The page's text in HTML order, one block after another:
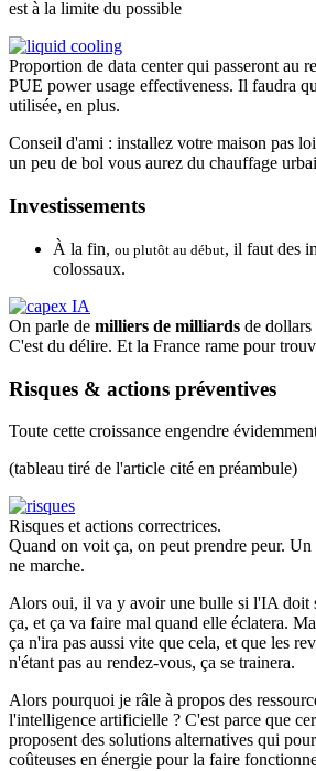
est à la limite du possible
Proportion de data center qui passeront au
PUE power usage effectiveness. Il faudra
utilisée, en plus.
Conseil d'ami : installez votre maison pas
un peu de bol vous aurez du chauffage
Investissements
À la fin, ou plutôt au début, il faut des
colossaux.
On parle de milliers de milliards de dollars
C'est du délire. Et la France rame pour
Risques & actions préventives
Toute cette croissance engendre
(tableau tiré de l'article cité en préambule)
Risques et actions correctrices.
Quand on voit ça, on peut prendre peur.
ne marche.
Alors oui, il va y avoir une bulle si l'IA doit
ça, et ça va faire mal quand elle éclatera.
ça n'ira pas aussi vite que cela, et que les
n'étant pas au rendez-vous, ça se trainera.
Alors pourquoi je râle à propos des
l'intelligence artificielle ? C'est parce que
proposent des solutions alternatives qui
coûteuses en énergie pour la faire